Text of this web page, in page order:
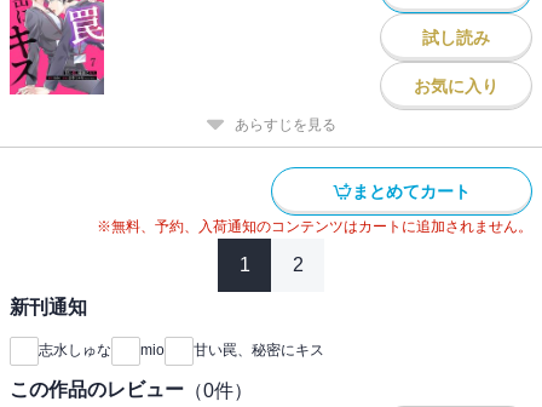
試し読み
お気に入り
あらすじを見る
まとめてカート
※無料、予約、入荷通知のコンテンツはカートに追加されません。
1 2
新刊通知
志水しゅな mio 甘い罠、秘密にキス
この作品のレビュー （0件）